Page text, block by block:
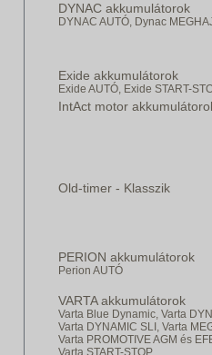
DYNAC akkumulátorok
DYNAC AUTÓ, Dynac
Exide akkumulátorok
Exide AUTÓ, Exide START-
IntAct motor
Old-timer - Klasszik
PERION akkumulátorok
Perion AUTÓ
VARTA akkumulátorok
Varta Blue Dynamic, Varta
Varta DYNAMIC SLI, Varta
Varta PROMOTIVE AGM és
Varta START-STOP